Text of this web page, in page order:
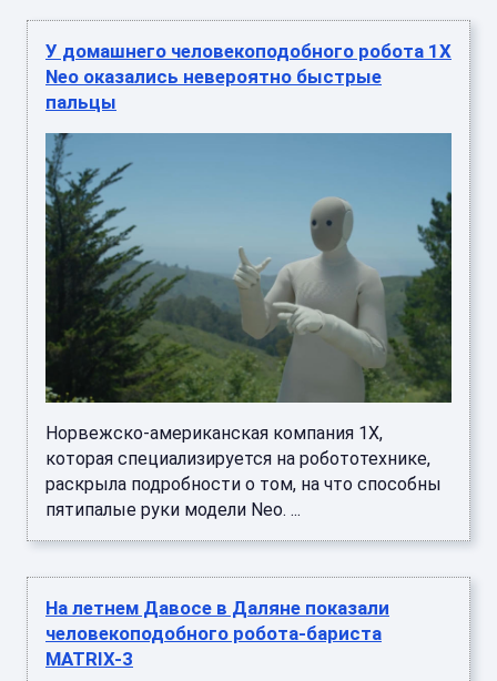
У домашнего человекоподобного робота 1X
Neo оказались невероятно быстрые
пальцы
Норвежско-американская компания 1X,
которая специализируется на робототехнике,
раскрыла подробности о том, на что способны
пятипалые руки модели Neo. ...
На летнем Давосе в Даляне показали
человекоподобного робота-бариста
MATRIX-3